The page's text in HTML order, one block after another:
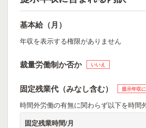
基本給（月）
年収を表示する権限がありません
裁量労働制か否か いいえ
固定残業代（みなし含む） 提示年収
時間外労働の有無に関わらず以下を時間
固定残業時間/月